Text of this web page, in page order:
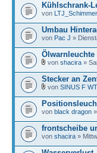
Kühlschrank-
von
Umbau
von Pac J »
Ölwarnleuchte
von shacira »
Stecker an
von SINUS F WT
von black dragon
frontscheibe
von shacira »